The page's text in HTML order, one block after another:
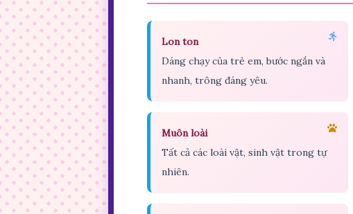
Lon ton
Dáng chạy của trẻ em, bước ngắn và
nhanh, trông đáng yêu.
Muôn loài
Tất cả các loài vật, sinh vật trong tự
nhiên.